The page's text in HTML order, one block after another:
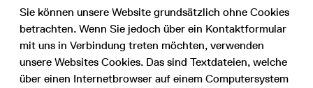
Sie können unsere Website grundsätzlich ohne Cookies
betrachten. Wenn Sie jedoch über ein Kontaktformular
mit uns in Verbindung treten möchten, verwenden
unsere Websites Cookies. Das sind Textdateien, welche
über einen Internetbrowser auf einem Computersystem